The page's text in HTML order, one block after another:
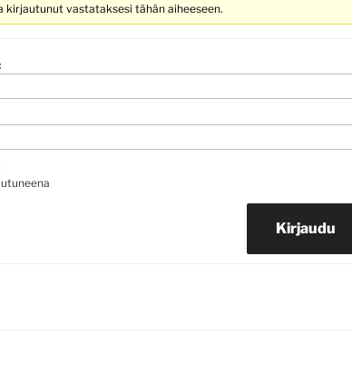
kirjautunut vastataksesi tähän aiheeseen.
Kirjaudu